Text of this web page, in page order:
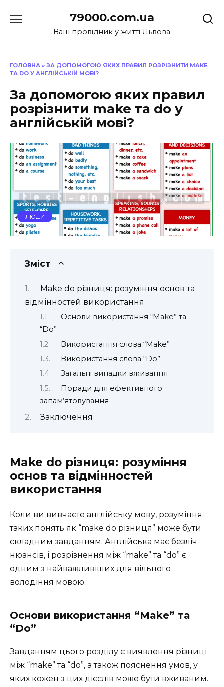
до
79000.com.ua
Ваш провідник у житті Львова
ГОЛОВНА » ЗА ДОПОМОГОЮ ЯКИХ ПРАВИЛ РОЗРІЗНИТИ MAKE
ТА DO У АНГЛІЙСЬКІЙ МОВІ?
За допомогою яких правил
розрізнити make та do у
англійській мові?
ЛЮДИ
Зміст
Make do різниця: розуміння основ та
відмінностей використання
Основи використання “Make” та
“Do”
Використання слова “Make”
Використання слова “Do”
Загальні випадки вживання
Поради для ефективного
запам’ятовування
Заключення
Make do різниця: розуміння
основ та відмінностей
використання
Коли ви вивчаєте англійську мову, розуміння
таких понять як “make do різниця” може бути
складним завданням. Англійська має безліч
нюансів, і розрізнення між “make” та “do” є
одним з найважливіших для вільного
володіння мовою.
Основи використання “Make” та
“Do”
Завданням цього розділу є виявлення різниці
між “make” та “do”, а також пояснення умов, у
яких кожен з цих дієслів може бути вживаним.